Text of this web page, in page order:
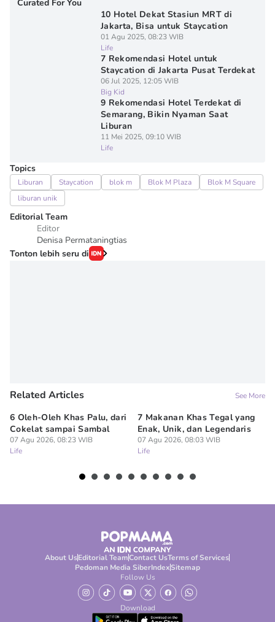
Curated For You
10 Hotel Dekat Stasiun MRT di
Jakarta, Bisa untuk Staycation
01 Agu 2025, 08:23 WIB
Life
7 Rekomendasi Hotel untuk
Staycation di Jakarta Pusat Terdekat
06 Jul 2025, 12:05 WIB
Big Kid
9 Rekomendasi Hotel Terdekat di
Semarang, Bikin Nyaman Saat
Liburan
11 Mei 2025, 09:10 WIB
Life
Topics
Liburan Staycation blok m Blok M Plaza
Blok M Square
liburan unik
Editorial Team
Editor
Denisa Permataningtias
Tonton lebih seru di
Related Articles See More
6 Oleh-Oleh Khas Palu, dari
Cokelat sampai Sambal
07 Agu 2026, 08:23 WIB
Life
7 Makanan Khas Tegal yang
Enak, Unik, dan Legendaris
07 Agu 2026, 08:03 WIB
Life
About UsEditorial TeamContact UsTerms of Services
Pedoman Media SiberIndexSitemap
Follow Us
Download